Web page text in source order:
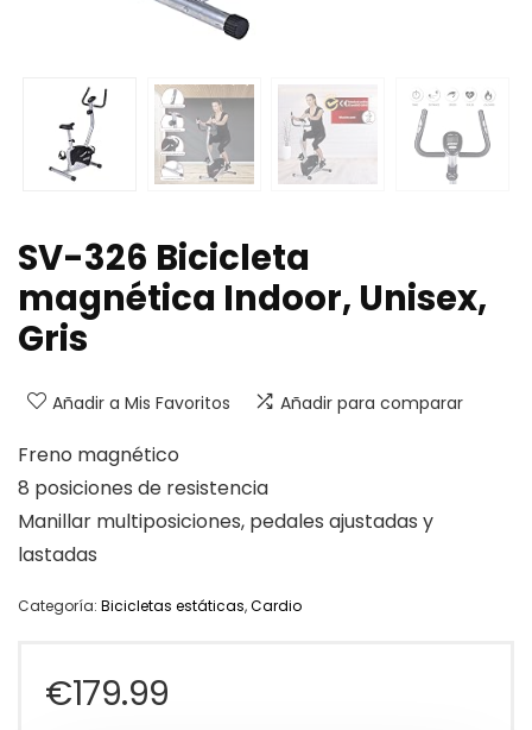
SV-326 Bicicleta
magnética Indoor, Unisex,
Gris
Añadir a Mis Favoritos Añadir para comparar
Freno magnético
8 posiciones de resistencia
Manillar multiposiciones, pedales ajustadas y
lastadas
Categoría: Bicicletas estáticas,Cardio
€179.99